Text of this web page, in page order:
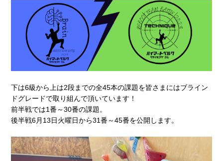
下は6級から上は2段までの全45本の課題を皆さまにはブライン
ドグレードで取り組んで頂いています！
前半戦では1番～30番の課題。
後半戦6月13日火曜日から31番～45番を公開します。